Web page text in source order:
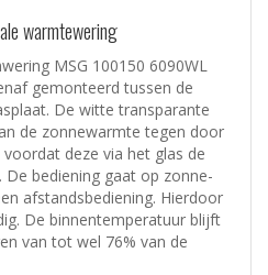
warmtewering
MSG 100150 6090WL
gemonteerd tussen de
De witte transparante
de zonnewarmte tegen door
deze via het glas de
bediening gaat op zonne-
afstandsbediening. Hierdoor
De binnentemperatuur blijft
van tot wel 76% van de